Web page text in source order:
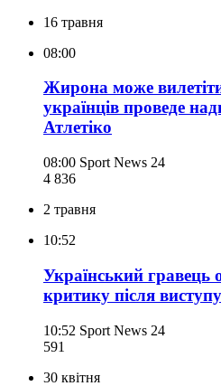
16 травня
08:00
Жирона може
українців проведе
Атлетіко
08:00 Sport News 24
4 836
2 травня
10:52
Український гравець
критику після
10:52 Sport News 24
591
30 квітня